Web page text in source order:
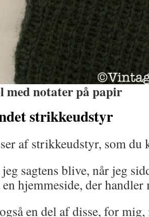
med notater på papir
strikkeudstyr
af strikkeudstyr, som
sagtens blive, når jeg
hjemmeside, der handler
en del af disse, for